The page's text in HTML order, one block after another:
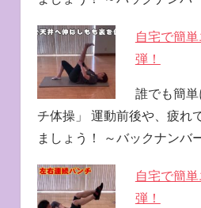
自宅で簡
弾！
誰でも簡
チ体操」 運動前後や、疲れ
ましょう！ ～バックナンバ
自宅で簡
弾！